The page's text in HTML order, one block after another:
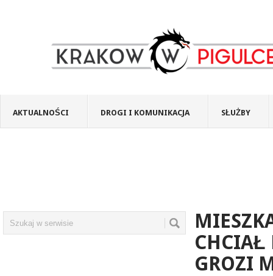
AKTUALNOŚCI DROGI I KOMUNIKACJA SŁUŻBY
CHCIAŁ
GROZI